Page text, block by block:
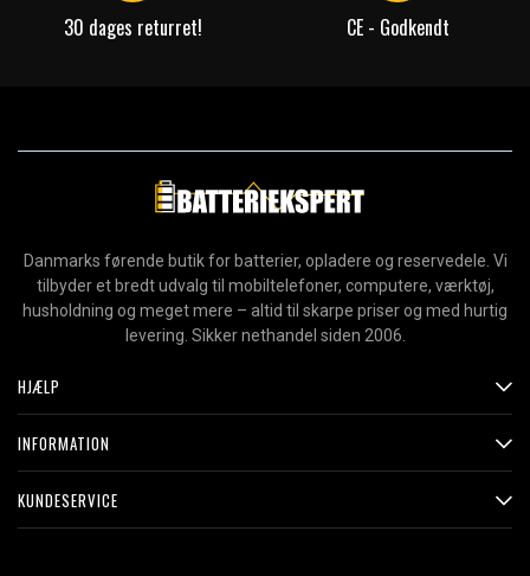
30 dages returret! CE - Godkendt
Danmarks førende butik for batterier, opladere og reservedele. Vi
tilbyder et bredt udvalg til mobiltelefoner, computere, værktøj,
husholdning og meget mere – altid til skarpe priser og med hurtig
levering. Sikker nethandel siden 2006.
HJÆLP
INFORMATION
KUNDESERVICE